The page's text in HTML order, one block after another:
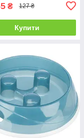
₴ 127 ₴
Купити